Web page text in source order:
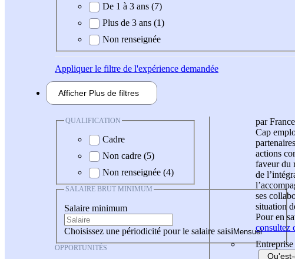
De 1 à 3 ans (7)
Plus de 3 ans (1)
Non renseignée
Appliquerle filtre de l'expérience demandée
Afficher Plus de filtres
QUALIFICATION
Cadre
Non cadre (5)
Non renseignée (4)
SALAIRE BRUT MINIMUM
Salaire minimum
Choisissez une périodicité pour le salaire saisi
OPPORTUNITÉS
par
Cap
actions
faveur du
de
ses
situation
Pour en
consultez
Entreprise